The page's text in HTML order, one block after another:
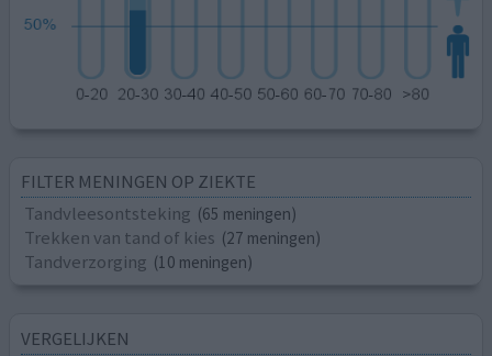
FILTER MENINGEN OP ZIEKTE
Tandvleesontsteking (65 meningen)
Trekken van tand of kies (27 meningen)
Tandverzorging (10 meningen)
VERGELIJKEN